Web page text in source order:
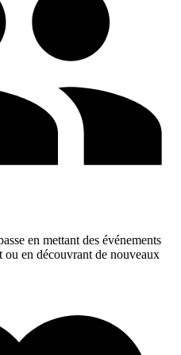
en mettant des événements
ou en découvrant de nouveaux